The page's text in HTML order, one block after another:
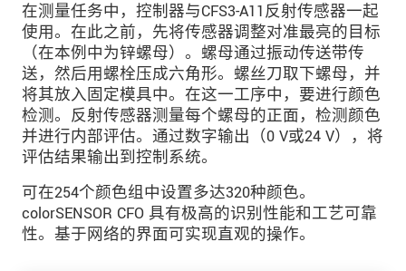
在测量任务中，控制器与CFS3-A11反射传感器一起
使用。在此之前，先将传感器调整对准最亮的目标
（在本例中为锌螺母）。螺母通过振动传送带传
送，然后用螺栓压成六角形。螺丝刀取下螺母，并
将其放入固定模具中。在这一工序中，要进行颜色
检测。反射传感器测量每个螺母的正面，检测颜色
并进行内部评估。通过数字输出（0 V或24 V），将
评估结果输出到控制系统。
可在254个颜色组中设置多达320种颜色。
colorSENSOR CFO 具有极高的识别性能和工艺可靠
性。基于网络的界面可实现直观的操作。